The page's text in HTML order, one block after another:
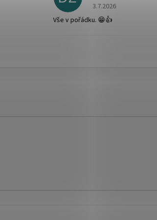
z 5 hvězdiček. Hodnocení obchodu
3.7.2026
Vše v pořádku. 😁👍